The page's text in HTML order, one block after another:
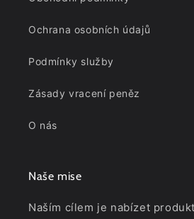
Ochrana osobních údajů
Podmínky služby
Zásady vracení peněz
O nás
Naše mise
Naším cílem je nabízet